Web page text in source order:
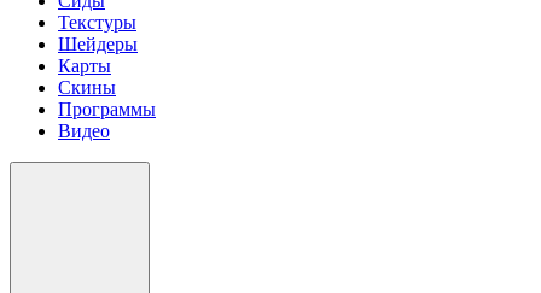
Текстуры
Шейдеры
Карты
Скины
Программы
Видео